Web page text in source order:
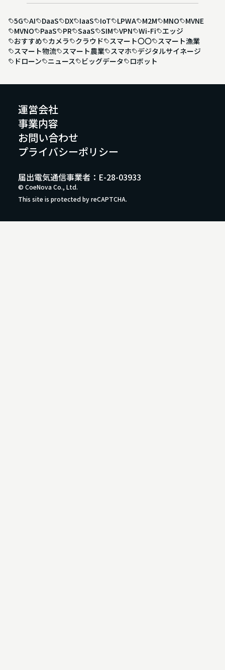
5G AI DaaS DX IaaS IoT LPWA M2M MNO
MVNE
MVNO
PaaS PR SaaS SIM VPN Wi-Fi
エッジ
おすすめ
カメラ クラウド スマート〇〇
スマート漁業
スマート物流
スマート農業 スマホ
デジタルサイネージ
ドローン
ニュース ビッグデータ ロボット
運営会社
事業内容
お問い合わせ
プライバシーポリシー
© CoeNova Co., Ltd.
This site is protected by reCAPTCHA.
届出電気通信事業者：E-28-03933